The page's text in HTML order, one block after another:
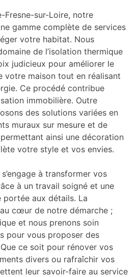
Fresne-sur-Loire, notre
gamme complète de services
votre habitat. Nous
de l’isolation thermique
judicieux pour améliorer le
votre maison tout en réalisant
Ce procédé contribue
immobilière. Outre
des solutions variées en
muraux sur mesure et de
ainsi une décoration
votre style et vos envies.
s’engage à transformer vos
à un travail soigné et une
aux détails. La
cœur de notre démarche ;
et nous prenons soin
pour vous proposer des
ce soit pour rénover vos
divers ou rafraîchir vos
leur savoir-faire au service